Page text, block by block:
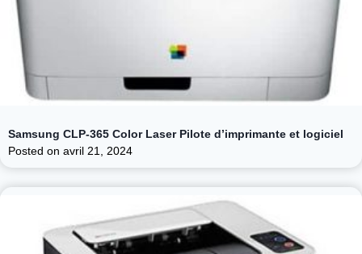
Samsung CLP-365 Color Laser Pilote d’imprimante et logiciel
Posted on avril 21, 2024